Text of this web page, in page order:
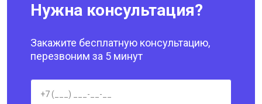
Нужна консультация?
Закажите бесплатную консультацию,
перезвоним за 5 минут